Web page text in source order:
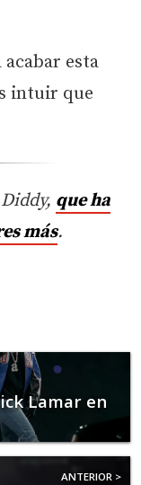
acabar esta
intuir que
que ha
más.
Lamar en
ANTERIOR >